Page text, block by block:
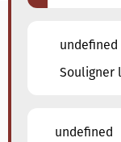
undefined
Souligner
undefined